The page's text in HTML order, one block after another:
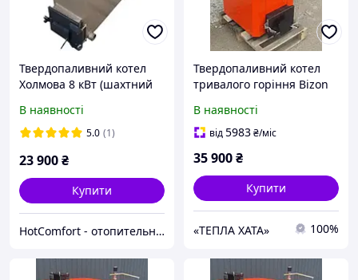
Твердопаливний котел
Холмова 8 кВт (шахтний
FS-8 Eko
В наявності
5.0 (1)
23 900₴
Купити
HotComfort - отопительная техника
Твердопаливний котел
тривалого горіння Bizon
В наявності
від5983₴/міс
35 900₴
Купити
«ТЕПЛА ХАТА» 100%